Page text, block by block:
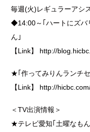
毎週(火)レギュラーアシ
◆14:00～｢ハートにズバ
ん｣
【Link】 http://
★｢作ってみりんランチ
【Link】 http://
＜TV出演情報＞
★テレビ愛知｢土曜なも